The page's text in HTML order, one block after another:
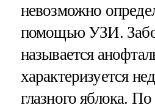
невозможно
помощью УЗИ.
называется
характеризуется
глазного яблока.